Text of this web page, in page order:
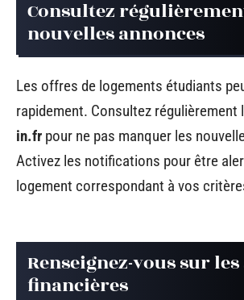
Consultez
nouvelles annonces
Les offres de logements étudiants
rapidement. Consultez régulièrement
in.fr pour ne pas manquer les
Activez les notifications pour être
logement correspondant à vos
Renseignez-vous sur
financières